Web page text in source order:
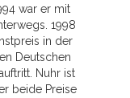
war er mit
1998
in der
Deutschen
Nuhr ist
beide Preise